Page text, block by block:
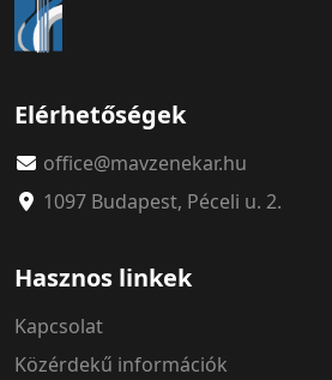
Elérhetőségek
office@mavzenekar.hu
1097 Budapest, Péceli u. 2.
Hasznos linkek
Kapcsolat
Közérdekű információk